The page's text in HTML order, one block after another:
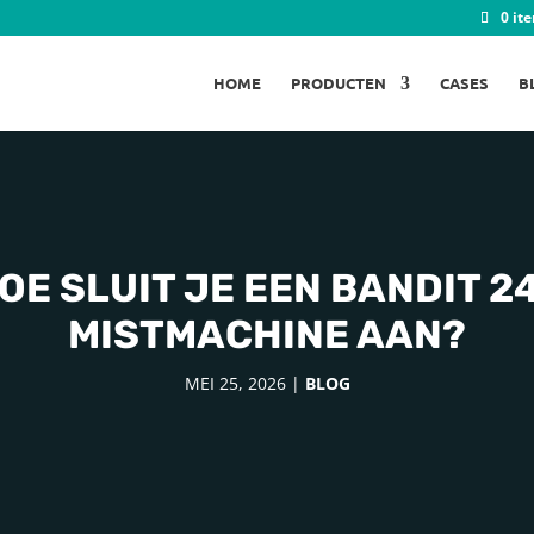
0
HOME PRODUCTEN CASES
SLUIT JE EEN BANDIT
MISTMACHINE AAN?
MEI 25, 2026| BLOG